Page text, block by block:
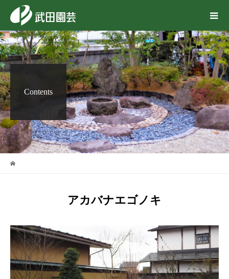
Contents
アカバナエゴノキ